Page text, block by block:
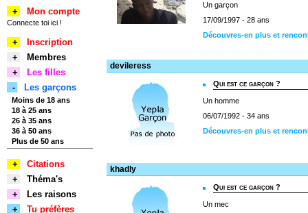
Un garçon
17/09/1997 - 28 ans
Découvres-en plus et
devileress
Qui est ce garçon ?
Un homme
06/07/1992 - 34 ans
Découvres-en plus et
khadly
Qui est ce garçon ?
Un mec
+ Mon compte
Connecte toi ici !
+
Inscription
+
Membres
+
Les filles
-
Les garçons
Moins de 18 ans
18 à 25 ans
26 à 35 ans
36 à 50 ans
Plus de 50 ans
+
Citations
+
Théma's
+
Les raisons
+
Tu préfères